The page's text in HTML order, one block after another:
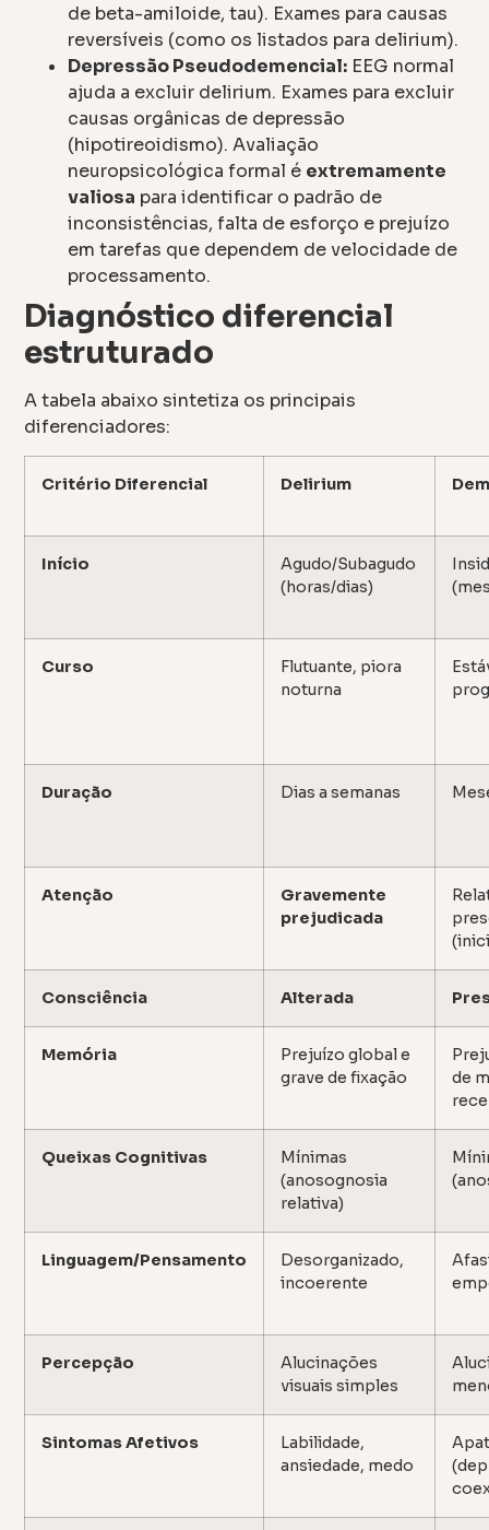
de beta-amiloide, tau). Exames para causas
reversíveis (como os listados para delirium).
Depressão Pseudodemencial: EEG normal
ajuda a excluir delirium. Exames para excluir
causas orgânicas de depressão
(hipotireoidismo). Avaliação
neuropsicológica formal é extremamente
valiosa para identificar o padrão de
inconsistências, falta de esforço e prejuízo
em tarefas que dependem de velocidade de
processamento.
Diagnóstico diferencial
estruturado
A tabela abaixo sintetiza os principais
diferenciadores:
Critério Diferencial Delirium
Início
Agudo/Subagudo
(horas/dias)
Curso
Flutuante, piora
noturna
Duração Dias a semanas
Atenção
Gravemente
prejudicada
Consciência Alterada
Memória
Prejuízo global e
grave de fixação
de
Queixas Cognitivas
Mínimas
(anosognosia
relativa)
Linguagem/Pensamento
Desorganizado,
incoerente
Percepção
Alucinações
visuais simples
Sintomas Afetivos
Labilidade,
ansiedade, medo